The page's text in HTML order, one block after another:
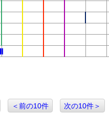
＜前の10件 次の10件＞